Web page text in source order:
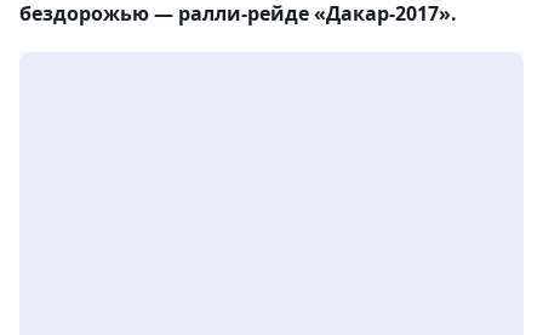
бездорожью — ралли-рейде «Дакар-2017».